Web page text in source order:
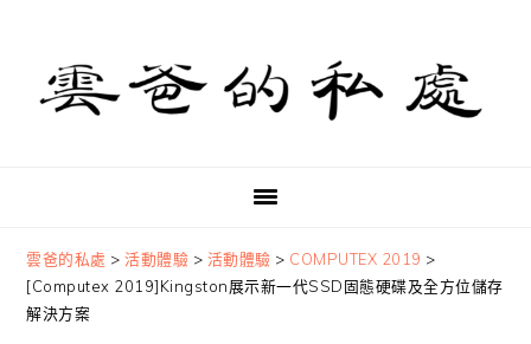
primary
navigation
content
primary
sidebar
雲爸的私處 >活動體驗 > 活動體驗 > COMPUTEX 2019 >
[Computex 2019]Kingston展示新一代SSD固態硬碟及全方位儲存
解決方案